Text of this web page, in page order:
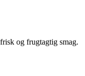
og frugtagtig smag.